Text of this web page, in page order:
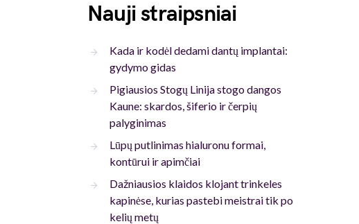
Nauji straipsniai
Kada ir kodėl dedami dantų implantai:
gydymo gidas
Pigiausios Stogų Linija stogo dangos
Kaune: skardos, šiferio ir čerpių
palyginimas
Lūpų putlinimas hialuronu formai,
kontūrui ir apimčiai
Dažniausios klaidos klojant trinkeles
kapinėse, kurias pastebi meistrai tik po
kelių metų